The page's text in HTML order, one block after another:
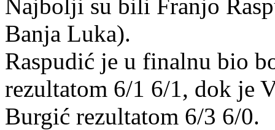
Najbolji su bili Franjo
Banja Luka).
Raspudić je u finalnu bio
rezultatom 6/1 6/1, dok je
Burgić rezultatom 6/3 6/0.